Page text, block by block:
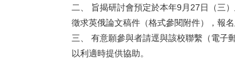
二、
旨揭研討會預定於本年9月 27日（三
徵求英俄論文稿件（格式參閱附件），報
三、
有意願參與者請逕與該校聯繫（電子
以利適時提供協助。